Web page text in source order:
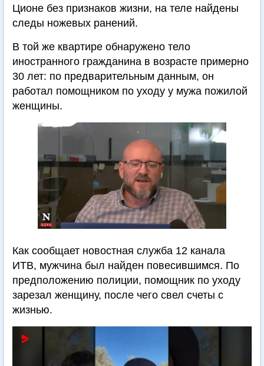
Ционе без признаков жизни, на теле найдены
следы ножевых ранений.
В той же квартире обнаружено тело
иностранного гражданина в возрасте примерно
30 лет: по предварительным данным, он
работал помощником по уходу у мужа пожилой
женщины.
Как сообщает новостная служба 12 канала
ИТВ, мужчина был найден повесившимся. По
предположению полиции, помощник по уходу
зарезал женщину, после чего свел счеты с
жизнью.